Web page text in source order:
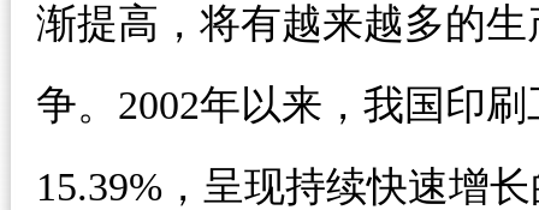
渐提高，将有越来越多的
争。2002年以来，我国印
15.39%，呈现持续快速增